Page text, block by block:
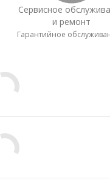
Сервисное
и ремонт
Гарантийное